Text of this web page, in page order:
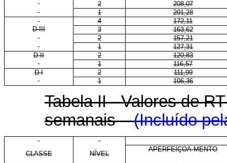
2
208,07
1
201,28
4
172,11
D III
3
163,62
2
157,21
1
127,31
D II
2
120,83
1
116,57
D I
2
111,99
1
106,36
Tabela II - Valores de
semanais(Incluído
CLASSE NÍVEL
APERFEIÇOA-MENTO